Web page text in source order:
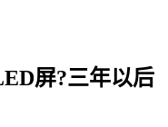
屏?三年以后